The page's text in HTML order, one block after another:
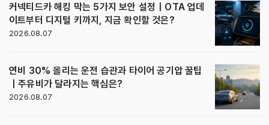
커넥티드카 해킹 막는 5가지 보안 설정｜OTA 업데
이트부터 디지털 키까지, 지금 확인할 것은?
2026.08.07
연비 30% 올리는 운전 습관과 타이어 공기압 꿀팁
｜주유비가 달라지는 핵심은?
2026.08.07